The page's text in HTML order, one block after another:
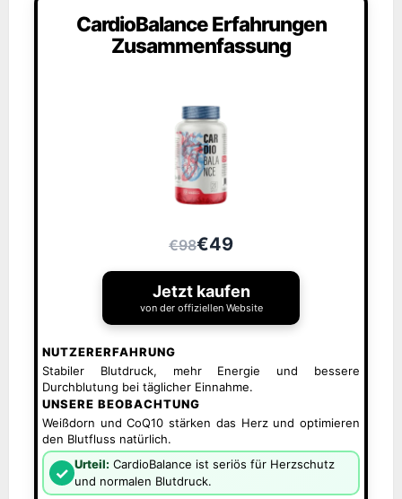
CardioBalance Erfahrungen
Zusammenfassung
€98€49
Jetzt kaufen
von der offiziellen Website
NUTZERERFAHRUNG
Stabiler Blutdruck, mehr Energie und bessere
Durchblutung bei täglicher Einnahme.
UNSERE BEOBACHTUNG
Weißdorn und CoQ10 stärken das Herz und optimieren
den Blutfluss natürlich.
✓ Urteil: CardioBalance ist seriös für Herzschutz
und normalen Blutdruck.